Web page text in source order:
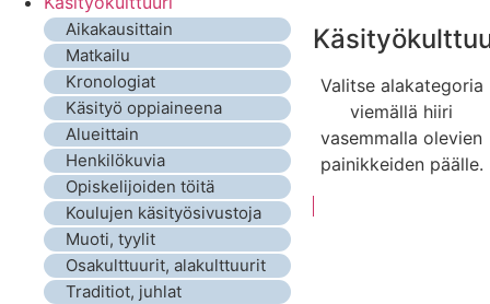
Aikakausittain
Matkailu
Kronologiat
Käsityö oppiaineena
Alueittain
Henkilökuvia
Opiskelijoiden töitä
Koulujen käsityösivustoja
Muoti, tyylit
Osakulttuurit, alakulttuurit
Traditiot, juhlat
Valitse alakategoria
viemällä hiiri
vasemmalla olevien
painikkeiden päälle.